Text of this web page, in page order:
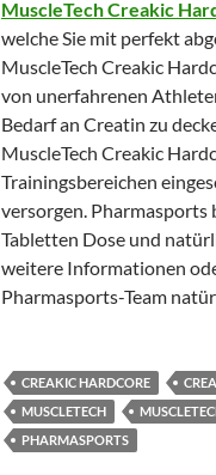
MuscleTech Creakic
welche Sie mit perfekt
MuscleTech Creakic
von unerfahrenen
Bedarf an Creatin zu
MuscleTech Creakic
Trainingsbereichen
versorgen. Pharmasports
Tabletten Dose und
weitere Informationen
Pharmasports-Team
CREAKIC HARDCORE
MUSCLETECH
PHARMASPORTS